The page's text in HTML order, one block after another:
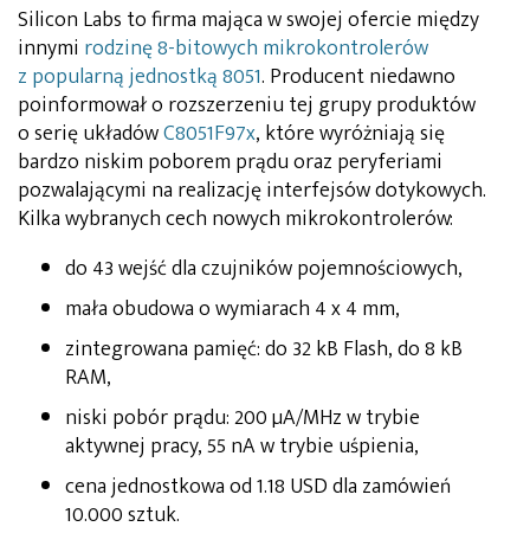
Silicon Labs to firma mająca w swojej ofercie między
innymi rodzinę 8-bitowych mikrokontrolerów
z popularną jednostką 8051. Producent niedawno
poinformował o rozszerzeniu tej grupy produktów
o serię układówC8051F97x, które wyróżniają się
bardzo niskim poborem prądu oraz peryferiami
pozwalającymi na realizację interfejsów dotykowych.
Kilka wybranych cech nowych mikrokontrolerów:
do 43 wejść dla czujników pojemnościowych,
mała obudowa o wymiarach 4 x 4 mm,
zintegrowana pamięć: do 32 kB Flash, do 8 kB
RAM,
niski pobór prądu: 200 µA/MHz w trybie
aktywnej pracy, 55 nA w trybie uśpienia,
cena jednostkowa od 1.18 USD dla zamówień
10.000 sztuk.